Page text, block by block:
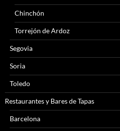
Chinchón
Torrejón de Ardoz
Segovia
Soria
Toledo
Restaurantes y Bares de Tapas
Barcelona